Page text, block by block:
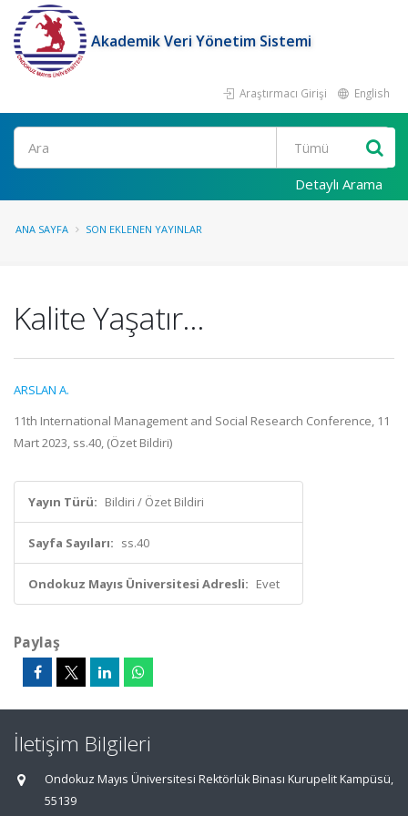
Akademik Veri Yönetim Sistemi
Araştırmacı Girişi English
Ara
Detaylı Arama
ANA SAYFA SON EKLENEN YAYINLAR
Kalite Yaşatır...
ARSLAN A.
11th International Management and Social Research Conference, 11
Mart 2023, ss.40, (Özet Bildiri)
Yayın Türü: Bildiri / Özet Bildiri
Sayfa Sayıları: ss.40
Ondokuz Mayıs Üniversitesi Adresli: Evet
Paylaş
İletişim Bilgileri
Ondokuz Mayıs Üniversitesi Rektörlük Binası Kurupelit Kampüsü,
55139